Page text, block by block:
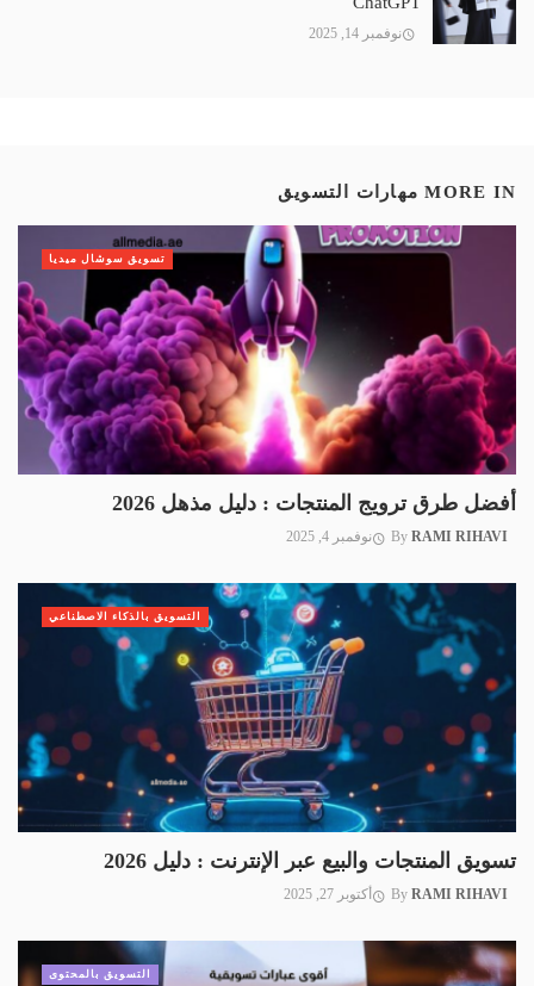
نوفمبر 14, 2025
MORE IN مهارات التسويق
أفضل طرق ترويج المنتجات : دليل مذهل 2026
By RAMI RIHAVI نوفمبر 4, 2025
تسويق سوشال ميديا
تسويق المنتجات والبيع عبر الإنترنت : دليل 2026
By RAMI RIHAVI أكتوبر 27, 2025
التسويق بالذكاء الاصطناعي
التسويق بالمحتوى